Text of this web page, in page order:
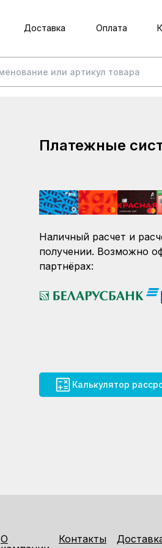
Доставка Оплата
Платежные
Наличный расчет и
получении. Возможно
партнёрах:
Калькулятор
О
Контакты